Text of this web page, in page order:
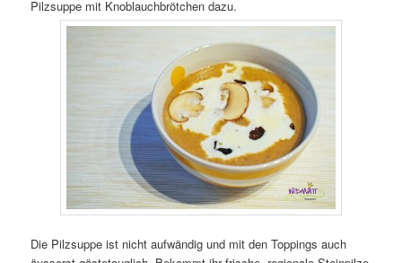
Pilzsuppe mit Knoblauchbrötchen dazu.
Die Pilzsuppe ist nicht aufwändig und mit den Toppings auch